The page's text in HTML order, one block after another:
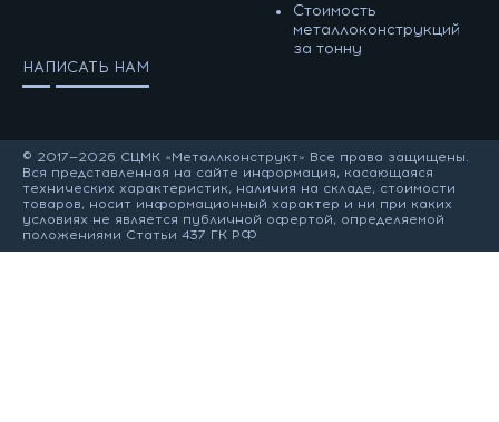
Cтоимость
металлоконструкций
за тонну
НАПИСАТЬ НАМ
© 2017—2026 СЦМК «Металлконструкт» Все права защищены.
Вся представленная на сайте информация, касающаяся
технических характеристик, наличия на складе, стоимости
товаров, носит информационный характер и ни при каких
условиях не является публичной офертой, определяемой
положениями Статьи 437 ГК РФ